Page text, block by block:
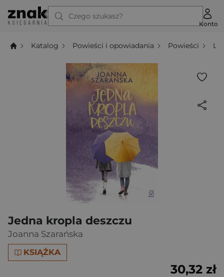
Czego szukasz?
Konto
Katalog Powieści i opowiadania Powieści
Jedna kropla deszczu
Joanna Szarańska
KSIĄŻKA
30,32 zł